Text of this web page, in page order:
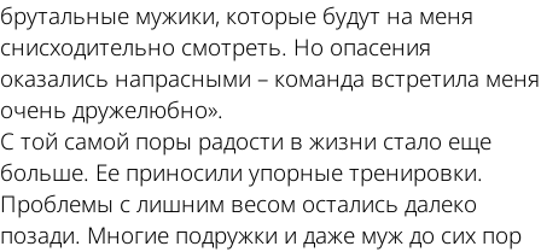
брутальные мужики, которые будут на меня
снисходительно смотреть. Но опасения
оказались напрасными – команда встретила меня
очень дружелюбно».
С той самой поры радости в жизни стало еще
больше. Ее приносили упорные тренировки.
Проблемы с лишним весом остались далеко
позади. Многие подружки и даже муж до сих пор